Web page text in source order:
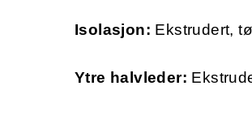
Isolasjon: Ekstrudert,
Ytre halvleder: